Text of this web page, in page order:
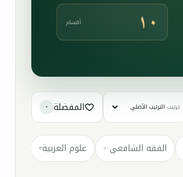
١٠ أقسام
ترتيب المفضلة ٠
الفقه الشافعي١٠ علوم العربية٣